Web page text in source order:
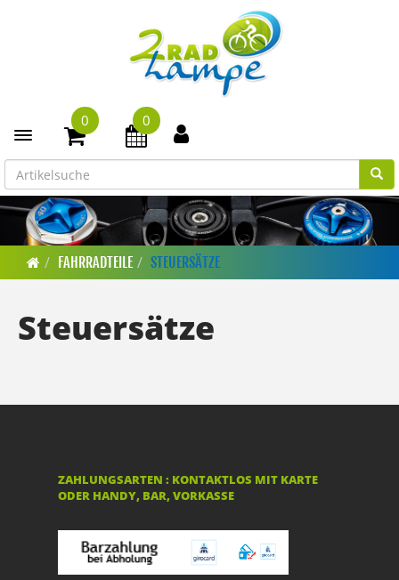
Toggle navigation
0 0
FAHRRADTEILE STEUERSÄTZE
Steuersätze
ZAHLUNGSARTEN : KONTAKTLOS MIT KARTE
ODER HANDY, BAR, VORKASSE